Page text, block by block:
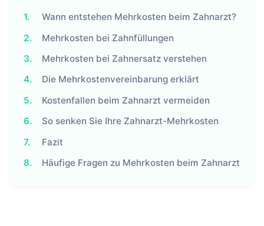
1.
Wann entstehen Mehrkosten beim Zahnarzt?
2.
Mehrkosten bei Zahnfüllungen
3.
Mehrkosten bei Zahnersatz verstehen
4.
Die Mehrkostenvereinbarung erklärt
5.
Kostenfallen beim Zahnarzt vermeiden
6.
So senken Sie Ihre Zahnarzt-Mehrkosten
7.
Fazit
8.
Häufige Fragen zu Mehrkosten beim Zahnarzt